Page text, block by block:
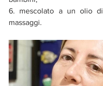
6. mescolato a un olio
massaggi.